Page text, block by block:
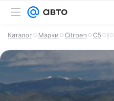
Каталог Марки Citroen C5 I